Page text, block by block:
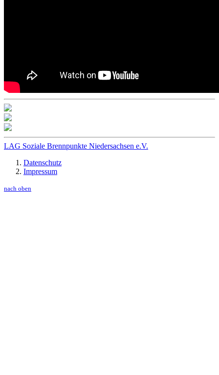
LAG Soziale Brennpunkte Niedersachsen e.V.
Datenschutz
Impressum
nach oben